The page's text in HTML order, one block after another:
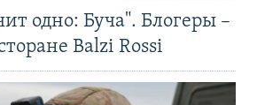
одно: Буча". Блогеры –
Balzi Rossi